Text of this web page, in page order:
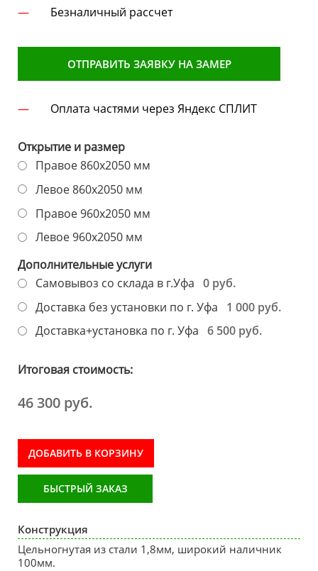
Безналичный рассчет
ОТПРАВИТЬ ЗАЯВКУ НА ЗАМЕР
Оплата частями через Яндекс СПЛИТ
Открытие и размер
Правое 860х2050 мм
Левое 860х2050 мм
Правое 960х2050 мм
Левое 960х2050 мм
Дополнительные услуги
Самовывоз со склада в г.Уфа 0 руб.
Доставка без установки по г. Уфа
1 000 руб.
Доставка+установка по г. Уфа 6 500 руб.
Итоговая стоимость:
46 300 руб.
ДОБАВИТЬ В КОРЗИНУ
БЫСТРЫЙ ЗАКАЗ
Конструкция
Цельногнутая из стали 1,8мм, широкий наличник
100мм.